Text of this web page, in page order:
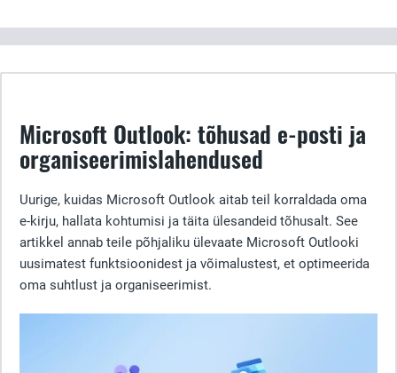
Microsoft Outlook: tõhusad e-posti ja
organiseerimislahendused
Uurige, kuidas Microsoft Outlook aitab teil korraldada oma
e-kirju, hallata kohtumisi ja täita ülesandeid tõhusalt. See
artikkel annab teile põhjaliku ülevaate Microsoft Outlooki
uusimatest funktsioonidest ja võimalustest, et optimeerida
oma suhtlust ja organiseerimist.